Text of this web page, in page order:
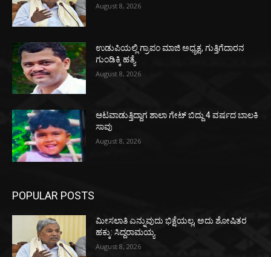
August 8, 2026
ಉಡುಪಿಯಲ್ಲಿ ಗ್ರಾಪಂ ಮಾಜಿ ಅಧ್ಯಕ್ಷ, ಗುತ್ತಿಗೆದಾರನ
ಗುಂಡಿಕ್ಕಿ ಹತ್ಯೆ
August 8, 2026
ಆಟವಾಡುತ್ತಿದ್ದಾಗ ಶಾಲಾ ಗೇಟ್‌ ಬಿದ್ದು 4 ವರ್ಷದ ಬಾಲಕಿ
ಸಾವು
August 8, 2026
POPULAR POSTS
ಮೀಸಲಾತಿ ಎನ್ನುವುದು ಭಿಕ್ಷೆಯಲ್ಲ, ಅದು ಶೋಷಿತರ
ಹಕ್ಕು: ಸಿದ್ದರಾಮಯ್ಯ
August 8, 2026